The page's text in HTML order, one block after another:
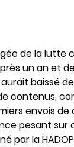
de la lutte
un an et
baissé de
contenus,
envois de
pesant sur
par la